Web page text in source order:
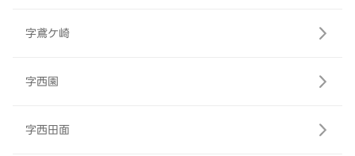
字鳶ケ崎
字西園
字西田面